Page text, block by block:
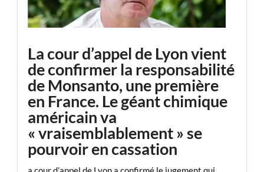
La cour d’appel de Lyon vient
de confirmer la responsabilité
de Monsanto, une première
en France. Le géant chimique
américain va
« vraisemblablement » se
pourvoir en cassation